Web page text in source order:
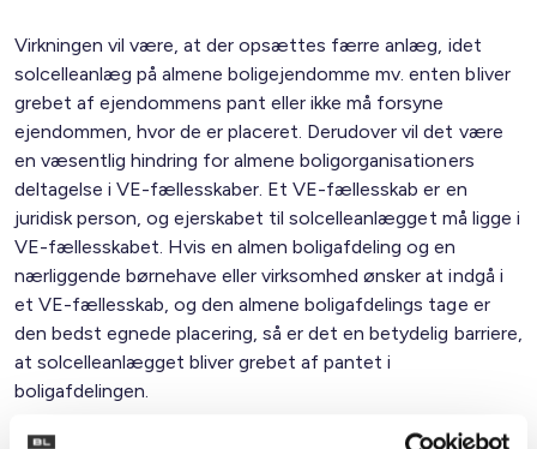
Virkningen vil være, at der opsættes færre anlæg, idet
solcelleanlæg på almene boligejendomme mv. enten bliver
grebet af ejendommens pant eller ikke må forsyne
ejendommen, hvor de er placeret. Derudover vil det være
en væsentlig hindring for almene boligorganisationers
deltagelse i VE-fællesskaber. Et VE-fællesskab er en
juridisk person, og ejerskabet til solcelleanlægget må ligge i
VE-fællesskabet. Hvis en almen boligafdeling og en
nærliggende børnehave eller virksomhed ønsker at indgå i
et VE-fællesskab, og den almene boligafdelings tage er
den bedst egnede placering, så er det en betydelig barriere,
at solcelleanlægget bliver grebet af pantet i
boligafdelingen.